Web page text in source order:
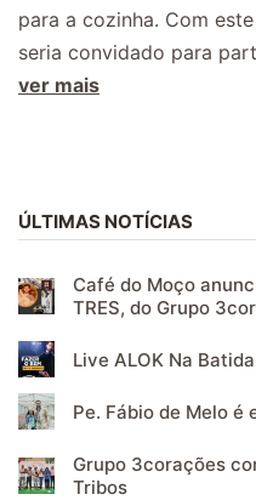
para a cozinha. Com
seria convidado para
ver mais
ÚLTIMAS NOTÍCIAS
Café do Moço
TRES, do Grupo
Live ALOK Na
Pe. Fábio de Melo é
Grupo 3corações
Tribos